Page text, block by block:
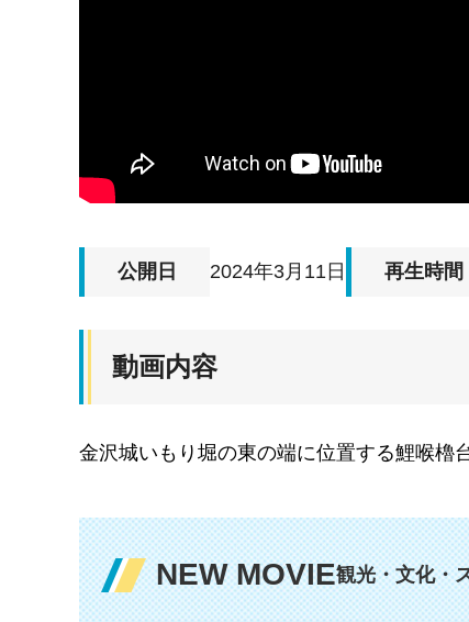
公開日 2024年3月11日 再生時間
動画内容
金沢城いもり堀の東の端に位置する鯉喉櫓
NEW MOVIE観光・文化・